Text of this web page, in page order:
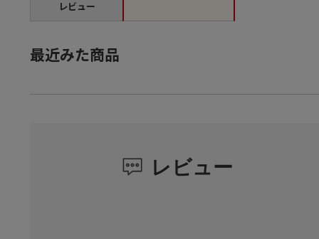
レビュー
最近みた商品
レビュー